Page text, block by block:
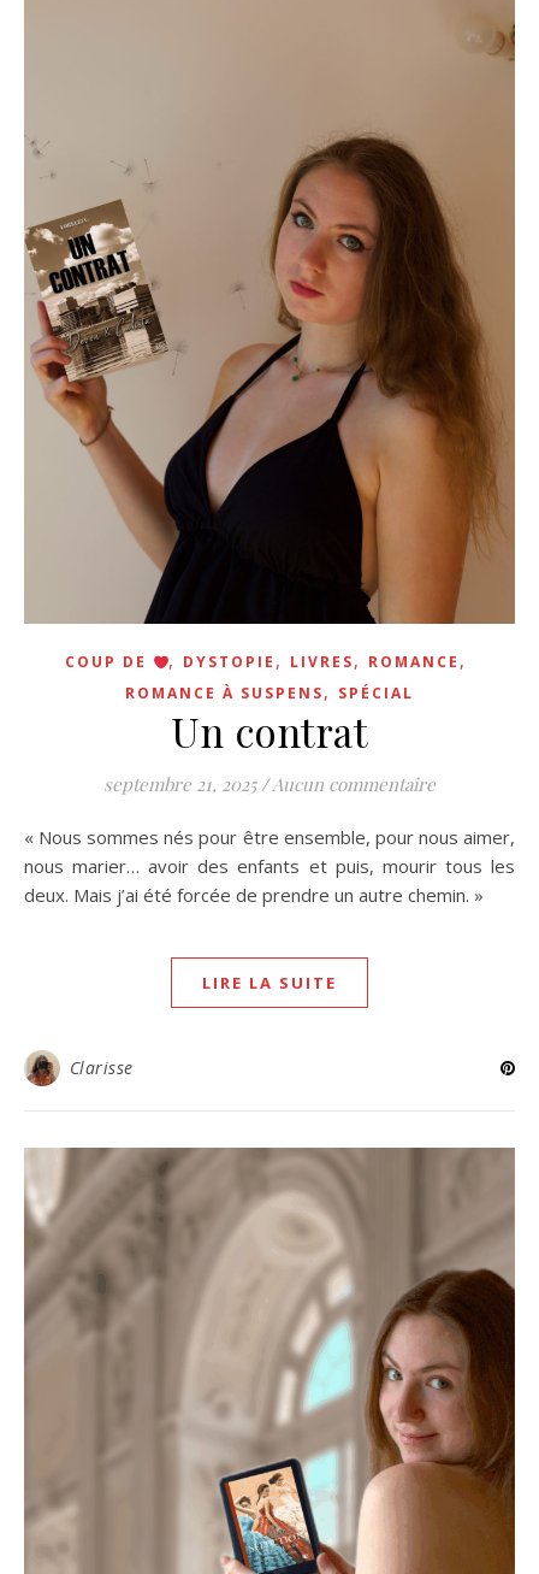
COUP DE , DYSTOPIE , LIVRES, ROMANCE ,
ROMANCE À SUSPENS, SPÉCIAL
Un contrat
septembre 21, 2025 /Aucun commentaire
« Nous sommes nés pour être ensemble, pour nous aimer,
nous marier… avoir des enfants et puis, mourir tous les
deux. Mais j’ai été forcée de prendre un autre chemin. »
LIRE LA SUITE
Clarisse